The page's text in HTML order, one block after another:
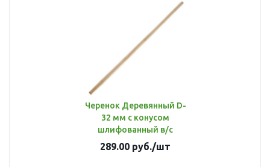
Черенок Деревянный D-
32 мм с конусом
шлифованный в/с
289.00 руб./шт